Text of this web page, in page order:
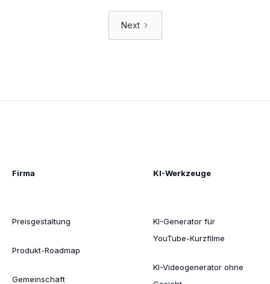
Next
Firma
Preisgestaltung
Produkt-Roadmap
Gemeinschaft
KI-Werkzeuge
KI-Generator für
YouTube-Kurzfilme
KI-Videogenerator ohne